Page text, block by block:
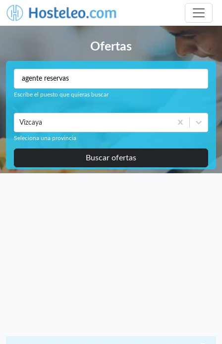
Ofertas
Escribe el puesto que quieras buscar
Vizcaya
Seleciona una provincia
Buscar ofertas